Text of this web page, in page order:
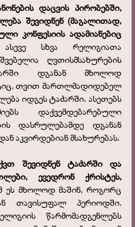
დაცვის პირობებში,
შევიდნენ (მაგალითად,
კონფესიის ადამიანებიც
ასევე სხვა რელიგიათა
ღვთისმსახურების
დგანან მხოლოდ
თვით მართლმადიდებელ
იდგეს ტაძარში. ასეთებს
დაქვემდებარებული
დასრულებამდე დგანან
აკვირდებიან მსახურებას.
შევიდნენ ტაძარში და
ევედრონ ქრისტეს,
ეს მხოლოდ მაშინ, როგორც
თავისუფალ პერიოდში.
წარმომადგენლებს